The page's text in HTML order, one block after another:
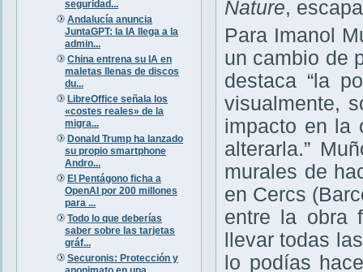
seguridad...
Andalucía anuncia
JuntaGPT: la IA llega a la
admin...
China entrena su IA en
maletas llenas de discos
du...
LibreOffice señala los
«costes reales» de la
migra...
Donald Trump ha lanzado
su propio smartphone
Andro...
El Pentágono ficha a
OpenAI por 200 millones
para ...
Todo lo que deberías
saber sobre las tarjetas
gráf...
Securonis: Protección y
Nature,
Para Imanol
un cambio de
destaca “la
visualmente,
impacto en la
alterarla.”
murales de
en Cercs
entre la obra
llevar todas
lo podías